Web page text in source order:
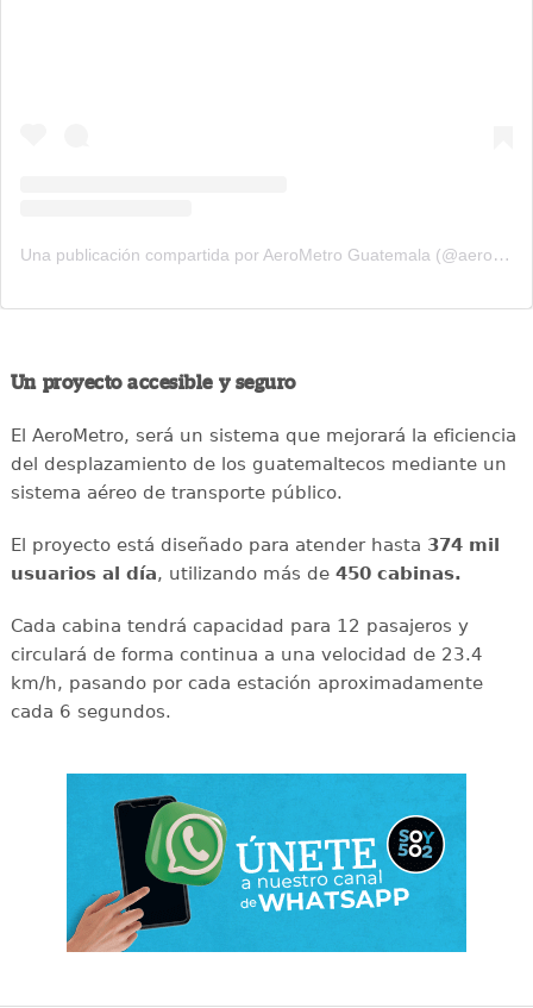
Una publicación compartida por AeroMetro Guatemala (@aerometrogt)
Un proyecto accesible y seguro
El AeroMetro, será un sistema que mejorará la eficiencia
del desplazamiento de los guatemaltecos mediante un
sistema aéreo de transporte público.
El proyecto está diseñado para atender hasta 374 mil
usuarios al día, utilizando más de 450 cabinas.
Cada cabina tendrá capacidad para 12 pasajeros y
circulará de forma continua a una velocidad de 23.4
km/h, pasando por cada estación aproximadamente
cada 6 segundos.